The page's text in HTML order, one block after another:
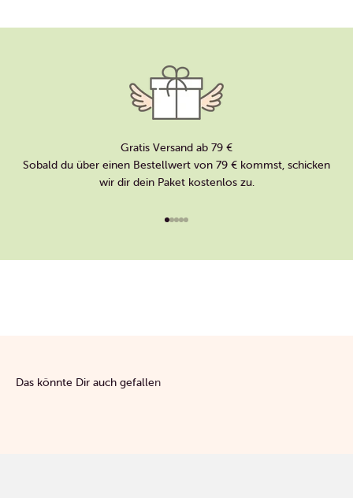
Gratis Versand ab 79 €
Sobald du über einen Bestellwert von 79 € kommst, schicken
wir dir dein Paket kostenlos zu.